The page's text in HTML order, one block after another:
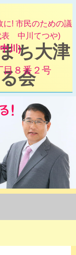
ち大津
会
に! 市民のための議
表 中川てつや)
川)
８番２号